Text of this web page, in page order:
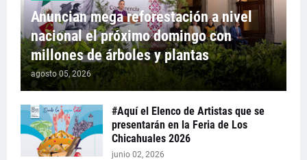
Anuncian mega reforestación a nivel
nacional el próximo domingo con
millones de árboles y plantas
agosto 05, 2026
#Aquí el Elenco de Artistas que se
presentarán en la Feria de Los
Chicahuales 2026
junio 02, 2026